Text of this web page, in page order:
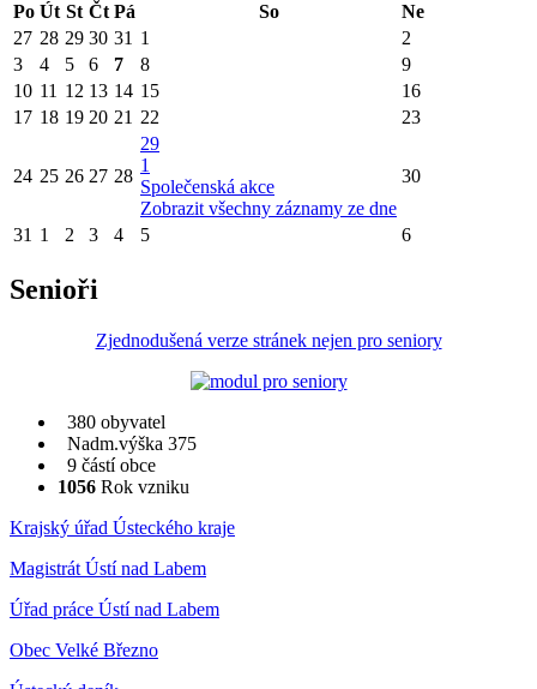
Po Út St Čt Pá So
Ne
27 28 29 30 31 1
2
3
4 5 6 7 8
9
10 11 12 13 14 15
16
17 18 19 20 21 22 23
24 25 26 27 28
29
1
Společenská akce
Zobrazit všechny záznamy ze dne
30
31 1 2 3 4 5 6
Senioři
Zjednodušená verze stránek nejen pro seniory
380 obyvatel
Nadm.výška 375
9 částí obce
1056 Rok vzniku
Krajský úřad Ústeckého kraje
Magistrát Ústí nad Labem
Úřad práce Ústí nad Labem
Obec Velké Březno